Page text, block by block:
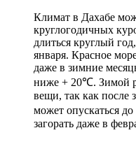
Климат в Дахабе
круглогодичных
длиться круглый
января. Красное
даже в зимние
ниже + 20℃. Зимой
вещи, так как после
может опускаться
загорать даже в